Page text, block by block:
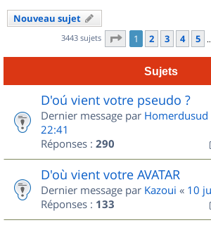
Nouveau sujet
3443 sujets Page 1sur 115
1 2 3 4 5
Sujets
D'oú vient votre pseudo ?
Dernier message par Homerdusud
22:41
Réponses : 290
D'où vient votre AVATAR
Dernier message par Kazoui « 10
Réponses : 133